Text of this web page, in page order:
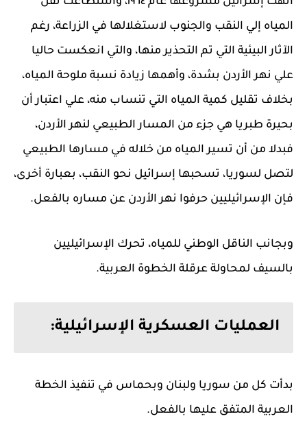
المياه إلي النقب والجنوب لاستغلالها في الزراعة، رغم
الآثار البيئية التي تم التحذير منها، والتي انعكست حاليا
علي نهر الأردن بشدة، وأهمها زيادة نسبة ملوحة المياه،
بخلاف تقليل كمية المياه التي تنساب منه، علي اعتبار أن
بحيرة طبريا هي جزء من المسار الطبيعي لنهر الأردن،
فبدلا من أن تسير المياه من خلاله في مسارها الطبيعي
لتصل لسوريا، تسحبها إسرائيل نحو النقب، بعبارة أخرى،
فإن الإسرائيليين حرفوا نهر الأردن عن مساره بالفعل.
وبجانب الناقل الوطني للمياه، تحرك الإسرائيليين
بالسيف لمحاولة عرقلة الخطوة العربية.
العمليات العسكرية الإسرائيلية:
بدأت كل من سوريا ولبنان وبحماس في تنفيذ الخطة
العربية المتفق عليها بالفعل.